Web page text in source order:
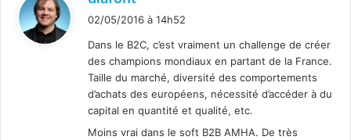
:
02/05/2016 à 14h52
Dans le B2C, c’est vraiment un challenge de créer
des champions mondiaux en partant de la France.
Taille du marché, diversité des comportements
d’achats des européens, nécessité d’accéder à du
capital en quantité et qualité, etc.
Moins vrai dans le soft B2B AMHA. De très